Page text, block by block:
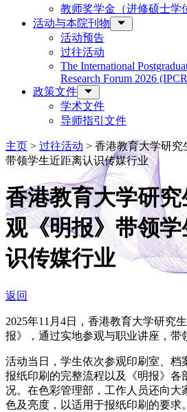
教师奖学金（进修硕士学
活动与本院刊物
活动预告
过往活动
The International
Research Forum 2026
政策文件
学术文件
导师指引文件
主页 > 过往活动 > 香港教育大学研究
带领学生近距离认识传媒行业
香港教育大学研
观《明报》带领
识传媒行业
返回
2025年11月4日，香港教育大学研究
报》，通过实地参观与职业讲座，带
活动当日，学生依次参观印刷室、档
报纸印刷的完整流程以及《明报》各
况。在色彩管理部，工作人员还向大
色及亮度，以适用于报纸印刷的要求。